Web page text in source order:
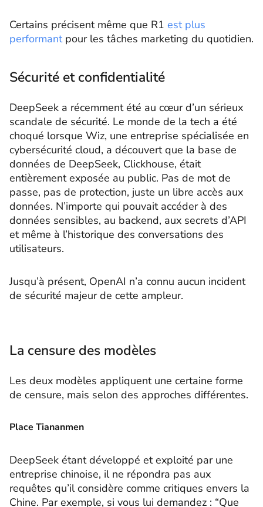
Certains précisent même que R1 est plus
performantpour les tâches marketing du quotidien.
Sécurité et confidentialité
DeepSeek a récemment été au cœur d’un sérieux
scandale de sécurité. Le monde de la tech a été
choqué lorsque Wiz, une entreprise spécialisée en
cybersécurité cloud, a découvert que la base de
données de DeepSeek, Clickhouse, était
entièrement exposée au public. Pas de mot de
passe, pas de protection, juste un libre accès aux
données. N’importe qui pouvait accéder à des
données sensibles, au backend, aux secrets d’API
et même à l’historique des conversations des
utilisateurs.
Jusqu’à présent, OpenAI n’a connu aucun incident
de sécurité majeur de cette ampleur.
La censure des modèles
Les deux modèles appliquent une certaine forme
de censure, mais selon des approches différentes.
Place Tiananmen
DeepSeek étant développé et exploité par une
entreprise chinoise, il ne répondra pas aux
requêtes qu’il considère comme critiques envers la
Chine. Par exemple, si vous lui demandez : “Que